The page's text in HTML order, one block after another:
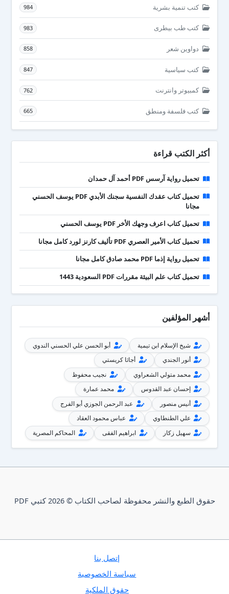
كتب تنمية بشرية 984
كتب طب بيطرى 983
دواوين شعر 858
كتب سياسية 847
كمبيوتر وانترنت 762
كتب فلسفة ومنطق 665
أكثر الكتب قراءة
تحميل رواية آرسس PDF أحمد آل حمدان
تحميل كتاب عقدك النفسية سجنك الأبدي PDF يوسف الحسني
مجانا
تحميل كتاب اعرف وجهك الأخر PDF يوسف الحسني
تحميل كتاب الأمير العصري PDF تأليف كارنز لورد كامل مجانا
تحميل رواية إذما PDF محمد صادق كامل مجانا
تحميل كتاب علم البيئة مقررات PDF السعودية 1443
أشهر المؤلفين
شيخ الإسلام ابن تيمية
أبو الحسن علي الحسني الندوي
أنور الجندي
أجاثا كريستي
محمد متولي الشعراوي
نجيب محفوظ
إحسان عبد القدوس
محمد عمارة
أنيس منصور
عبد الرحمن الجوزي أبو الفرج
علي الطنطاوي
عباس محمود العقاد
سهيل زكار
ابراهيم الفقى المحاكم المصرية
حقوق الطبع والنشر محفوظة لصاحب الكتاب © 2026 كتبي PDF
إتصل بنا
سياسة الخصوصية
حقوق الملكية